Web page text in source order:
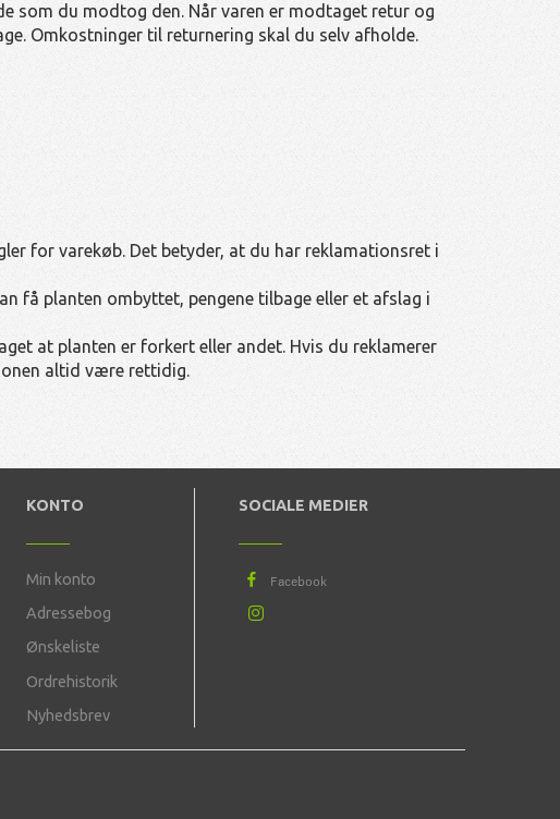
som du modtog den. Når varen er modtaget retur og
Omkostninger til returnering skal du selv afholde.
for varekøb. Det betyder, at du har reklamationsret i
få planten ombyttet, pengene tilbage eller et afslag i
at planten er forkert eller andet. Hvis du reklamerer
altid være rettidig.
KONTO
Min konto
Adressebog
Ønskeliste
Ordrehistorik
Nyhedsbrev
SOCIALE MEDIER